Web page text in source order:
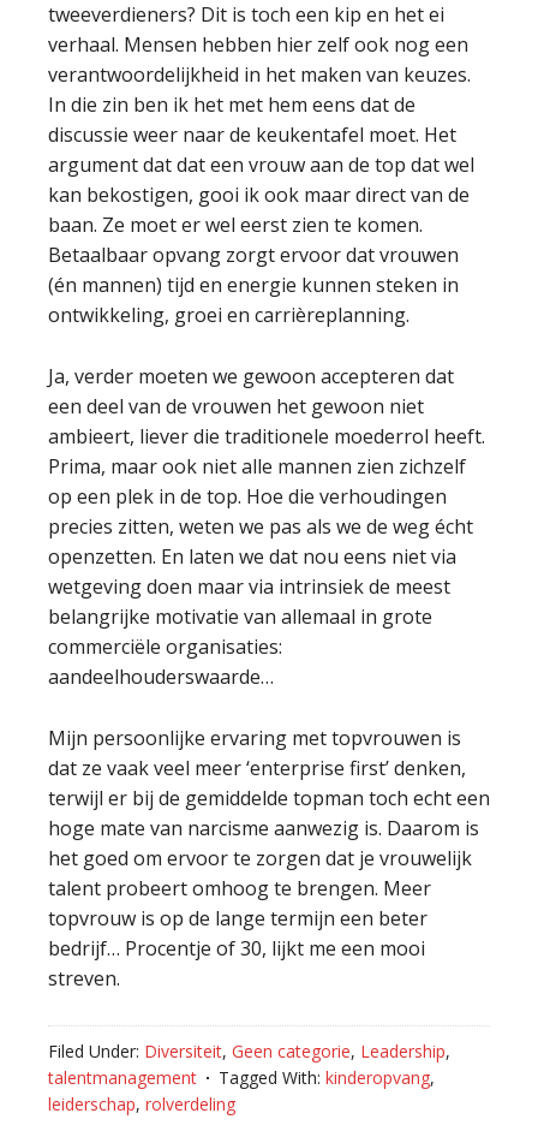
tweeverdieners? Dit is toch een kip en het ei
verhaal. Mensen hebben hier zelf ook nog een
verantwoordelijkheid in het maken van keuzes.
In die zin ben ik het met hem eens dat de
discussie weer naar de keukentafel moet. Het
argument dat dat een vrouw aan de top dat wel
kan bekostigen, gooi ik ook maar direct van de
baan. Ze moet er wel eerst zien te komen.
Betaalbaar opvang zorgt ervoor dat vrouwen
(én mannen) tijd en energie kunnen steken in
ontwikkeling, groei en carrièreplanning.
Ja, verder moeten we gewoon accepteren dat
een deel van de vrouwen het gewoon niet
ambieert, liever die traditionele moederrol heeft.
Prima, maar ook niet alle mannen zien zichzelf
op een plek in de top. Hoe die verhoudingen
precies zitten, weten we pas als we de weg écht
openzetten. En laten we dat nou eens niet via
wetgeving doen maar via intrinsiek de meest
belangrijke motivatie van allemaal in grote
commerciële organisaties:
aandeelhouderswaarde…
Mijn persoonlijke ervaring met topvrouwen is
dat ze vaak veel meer ‘enterprise first’ denken,
terwijl er bij de gemiddelde topman toch echt een
hoge mate van narcisme aanwezig is. Daarom is
het goed om ervoor te zorgen dat je vrouwelijk
talent probeert omhoog te brengen. Meer
topvrouw is op de lange termijn een beter
bedrijf… Procentje of 30, lijkt me een mooi
streven.
Filed Under: Diversiteit, Geen categorie, Leadership,
talentmanagement
Tagged With: kinderopvang,
leiderschap, rolverdeling